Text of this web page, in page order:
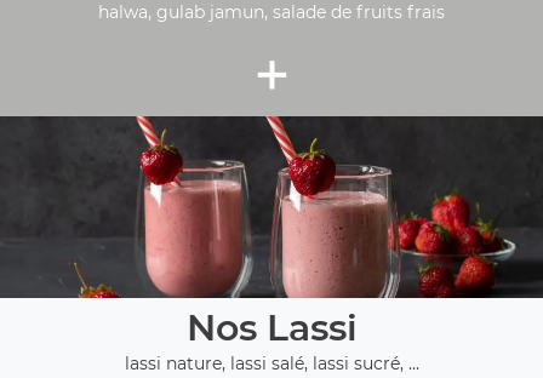
halwa, gulab jamun, salade de fruits frais
+
Nos Lassi
lassi nature, lassi salé, lassi sucré, ...